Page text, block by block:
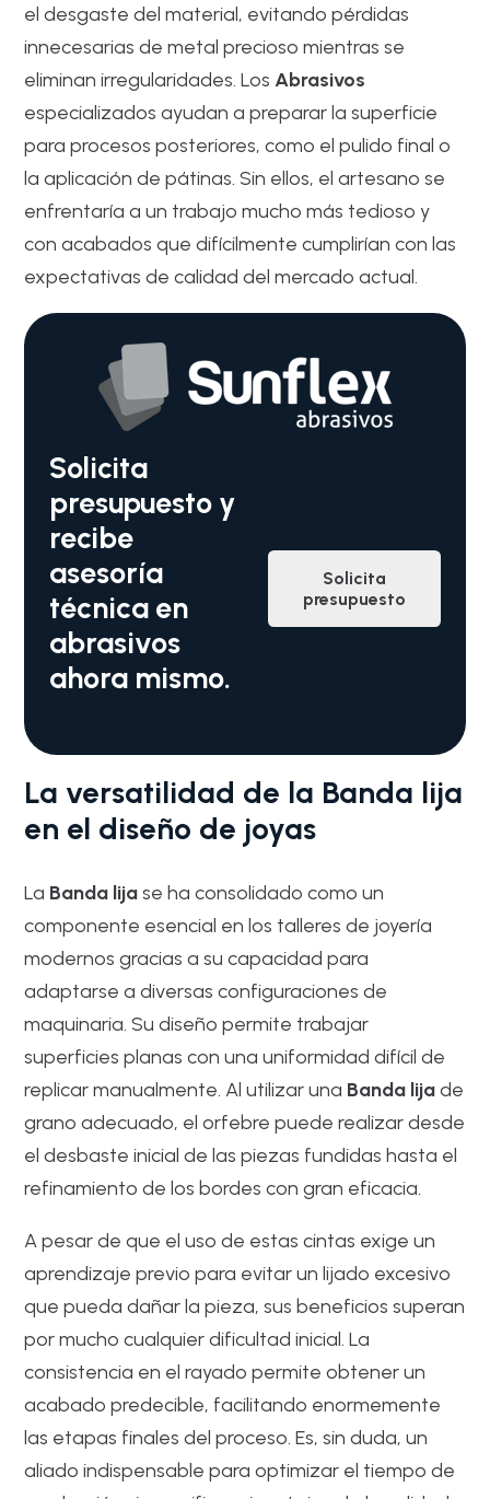
el desgaste del material, evitando pérdidas
innecesarias de metal precioso mientras se
eliminan irregularidades. Los Abrasivos
especializados ayudan a preparar la superficie
para procesos posteriores, como el pulido final o
la aplicación de pátinas. Sin ellos, el artesano se
enfrentaría a un trabajo mucho más tedioso y
con acabados que difícilmente cumplirían con las
expectativas de calidad del mercado actual.
Solicita
presupuesto y
recibe
asesoría
técnica en
abrasivos
ahora mismo.
Solicita
presupuesto
La versatilidad de la Banda lija
en el diseño de joyas
La Banda lijase ha consolidado como un
componente esencial en los talleres de joyería
modernos gracias a su capacidad para
adaptarse a diversas configuraciones de
maquinaria. Su diseño permite trabajar
superficies planas con una uniformidad difícil de
replicar manualmente. Al utilizar una Banda lijade
grano adecuado, el orfebre puede realizar desde
el desbaste inicial de las piezas fundidas hasta el
refinamiento de los bordes con gran eficacia.
A pesar de que el uso de estas cintas exige un
aprendizaje previo para evitar un lijado excesivo
que pueda dañar la pieza, sus beneficios superan
por mucho cualquier dificultad inicial. La
consistencia en el rayado permite obtener un
acabado predecible, facilitando enormemente
las etapas finales del proceso. Es, sin duda, un
aliado indispensable para optimizar el tiempo de